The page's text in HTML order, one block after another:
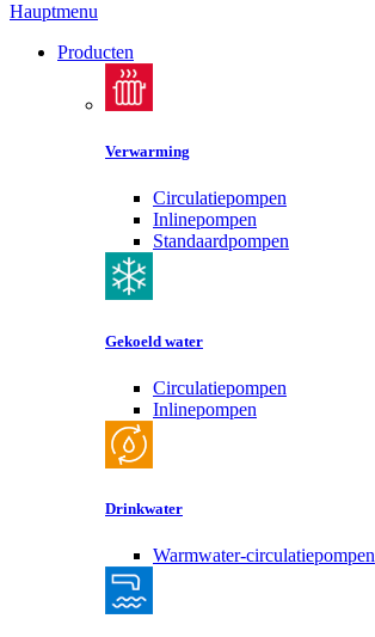
Hauptmenu
Producten
Verwarming
Circulatiepompen
Inlinepompen
Standaardpompen
Gekoeld water
Circulatiepompen
Inlinepompen
Drinkwater
Warmwater-circulatiepompen